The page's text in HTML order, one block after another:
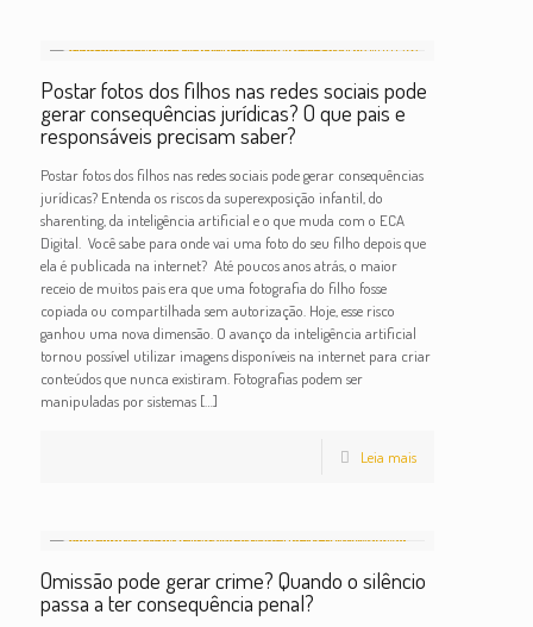
Postar fotos dos filhos nas redes sociais pode
gerar consequências jurídicas? O que pais e
responsáveis precisam saber?
Postar fotos dos filhos nas redes sociais pode gerar consequências
jurídicas? Entenda os riscos da superexposição infantil, do
sharenting, da inteligência artificial e o que muda com o ECA
Digital. Você sabe para onde vai uma foto do seu filho depois que
ela é publicada na internet? Até poucos anos atrás, o maior
receio de muitos pais era que uma fotografia do filho fosse
copiada ou compartilhada sem autorização. Hoje, esse risco
ganhou uma nova dimensão. O avanço da inteligência artificial
tornou possível utilizar imagens disponíveis na internet para criar
conteúdos que nunca existiram. Fotografias podem ser
manipuladas por sistemas[…]
Leia mais
Omissão pode gerar crime? Quando o silêncio
passa a ter consequência penal?